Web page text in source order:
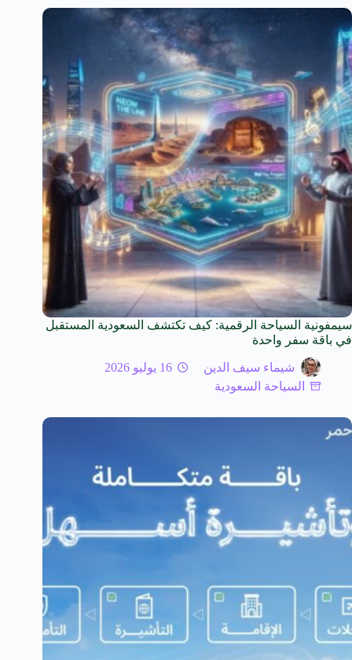
سيمفونية السياحة الرقمية: كيف تكتشف السعودية المستقبل
في باقة سفر واحدة
شيماء سيف الدين
16 يوليو 2026
السياحة السعودية